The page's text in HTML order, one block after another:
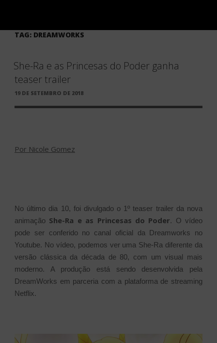
TAG: DREAMWORKS
She-Ra e as Princesas do Poder ganha
teaser trailer
PUBLICADO
19 DE SETEMBRO DE 2018
Por Nicole Gomez
No último dia 10, foi divulgado o 1º teaser trailer da nova
animação She-Ra e as Princesas do Poder. O vídeo
pode ser conferido no canal oficial da Dreamworks no
Youtube. No vídeo, podemos ver uma She-Ra diferente da
versão clássica da década de 80, com um visual mais
moderno. A produção está sendo desenvolvida pela
DreamWorks em parceria com a plataforma de streaming
Netflix.